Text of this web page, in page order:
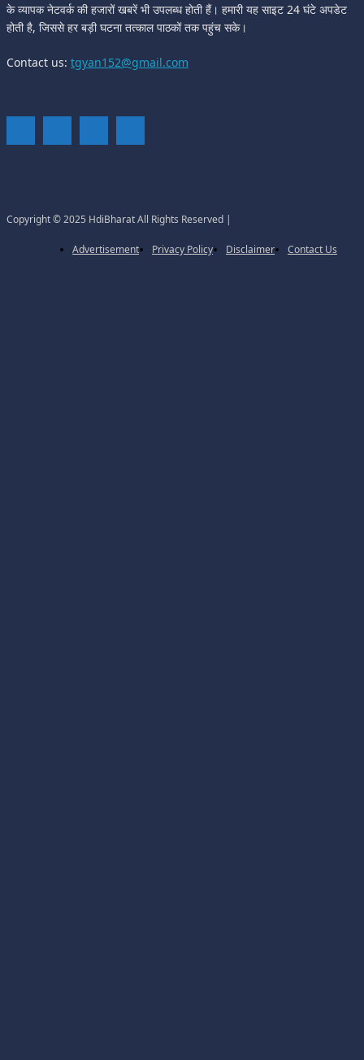
के व्यापक नेटवर्क की हजारों खबरें भी उपलब्ध होती हैं। हमारी यह साइट 24 घंटे अपडेट
होती है, जिससे हर बड़ी घटना तत्काल पाठकों तक पहुंच सके।
Contact us: tgyan152@gmail.com
Copyright © 2025 HdiBharat All Rights Reserved |
Advertisement Privacy Policy Disclaimer Contact Us